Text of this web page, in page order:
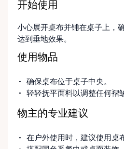
开始使用
小心展开桌布并铺在桌子上，
达到垂地效果。
使用物品
确保桌布位于桌子中央。
轻轻抚平面料以调整任何褶皱
物主的专业建议
在户外使用时，建议使用桌